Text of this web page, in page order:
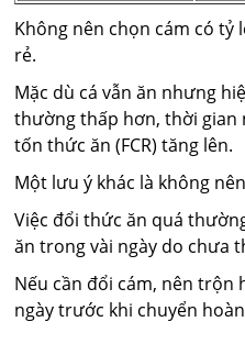
Không nên chọn cám có tỷ
rẻ.
Mặc dù cá vẫn ăn nhưng
thường thấp hơn, thời gian
tốn thức ăn (FCR) tăng lên.
Một lưu ý khác là không
Việc đổi thức ăn quá
ăn trong vài ngày do chưa
Nếu cần đổi cám, nên trộn
ngày trước khi chuyển